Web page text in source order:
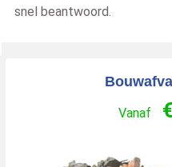
snel beantwoord.
Vanaf